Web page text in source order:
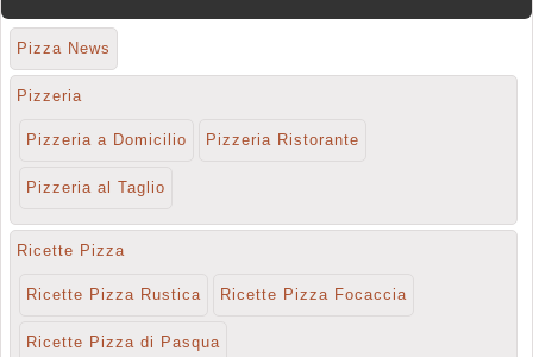
Pizza News
Pizzeria
Pizzeria a Domicilio Pizzeria Ristorante
Pizzeria al Taglio
Ricette Pizza
Ricette Pizza Rustica Ricette Pizza Focaccia
Ricette Pizza di Pasqua